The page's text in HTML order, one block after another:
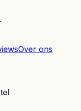
Over ons